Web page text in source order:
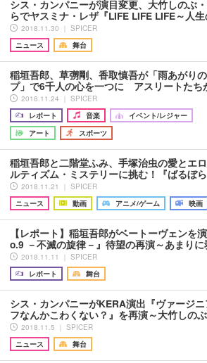
シス・カンパニーが演目変更、大竹しのぶ
らでヤスミナ・レザ『LIFE LIFE LIFE～人
2018.11.30 ｜ SPICER
ニュース
舞台
稲垣吾郎、草彅剛、香取慎吾が「雨あがり
プ」で6千人の心を一つに アスリートた
2018.11.24 ｜ SPICER
レポート
音楽
イベント/レジャー
アート
スポーツ
稲垣吾郎と二階堂ふみ、手塚治虫の愛とエ
ルティズム・ミステリーに挑む！『ばるぼ
2018.11.21 ｜ SPICER
ニュース
動画 アニメ/ゲーム 映画
【レポート】稲垣吾郎がベートーヴェンを
o.9 －不滅の旋律－』待望の再演～あまり
2018.11.11 ｜ SPICER
レポート
舞台
シス・カンパニーがKERA演出『ヴァージ
フなんかこわくない？』を再演～大竹しの
2018.11.5 ｜ SPICER
ニュース
舞台